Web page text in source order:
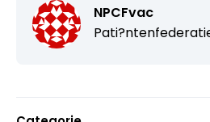
NPCFvac